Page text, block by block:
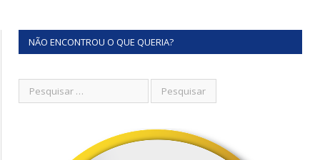
NÃO ENCONTROU O QUE QUERIA?